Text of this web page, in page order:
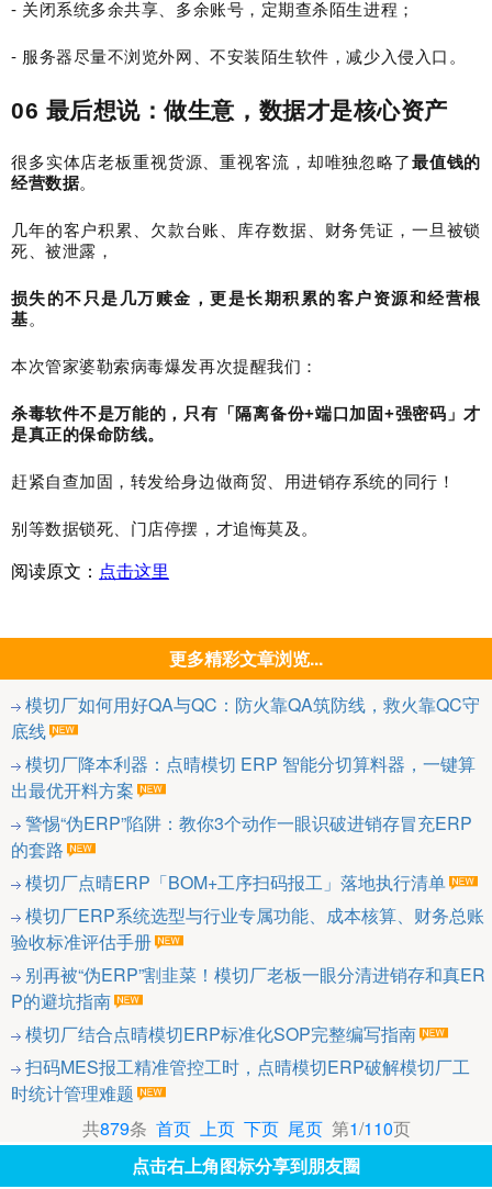
- 关闭系统多余共享、多余账号，定期查杀陌生进程；
- 服务器尽量不浏览外网、不安装陌生软件，减少入侵入口。
06 最后想说：做生意，数据才是核心资产
很多实体店老板重视货源、重视客流，却唯独忽略了最值钱的
经营数据。
几年的客户积累、欠款台账、库存数据、财务凭证，一旦被锁
死、被泄露，
损失的不只是几万赎金，更是长期积累的客户资源和经营根
基。
本次管家婆勒索病毒爆发再次提醒我们：
杀毒软件不是万能的，只有「隔离备份+端口加固+强密码」才
是真正的保命防线。
赶紧自查加固，转发给身边做商贸、用进销存系统的同行！
别等数据锁死、门店停摆，才追悔莫及。
阅读原文： 点击这里
更多精彩文章浏览...
模切厂如何用好QA与QC：防火靠QA筑防线，救火靠QC守
底线
模切厂降本利器：点晴模切 ERP 智能分切算料器，一键算
出最优开料方案
警惕“伪ERP”陷阱：教你3个动作一眼识破进销存冒充ERP
的套路
模切厂点晴ERP「BOM+工序扫码报工」落地执行清单
模切厂ERP系统选型与行业专属功能、成本核算、财务总账
验收标准评估手册
别再被“伪ERP”割韭菜！模切厂老板一眼分清进销存和真ER
P的避坑指南
模切厂结合点晴模切ERP标准化SOP完整编写指南
扫码MES报工精准管控工时，点晴模切ERP破解模切厂工
时统计管理难题
共879条 首页 上页 下页 尾页第1/110页
点击右上角图标分享到朋友圈